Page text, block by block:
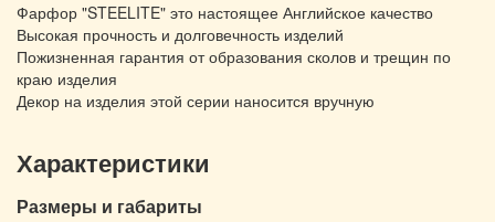
Фарфор "STEELITE" это настоящее Английское качество
Высокая прочность и долговечность изделий
Пожизненная гарантия от образования сколов и трещин по
краю изделия
Декор на изделия этой серии наносится вручную
Характеристики
Размеры и габариты